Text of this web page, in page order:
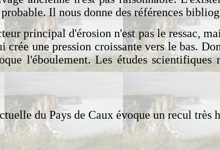
Il nous donne des références
principal d'érosion n'est pas le ressac,
une pression croissante vers le bas.
l'éboulement. Les études
du Pays de Caux évoque un recul très